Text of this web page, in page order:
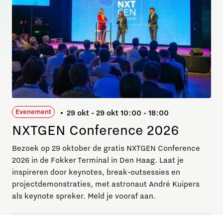
Evenement 29 okt - 29 okt 10:00 - 18:00
NXTGEN Conference 2026
Bezoek op 29 oktober de gratis NXTGEN Conference
2026 in de Fokker Terminal in Den Haag. Laat je
inspireren door keynotes, break-outsessies en
projectdemonstraties, met astronaut André Kuipers
als keynote spreker. Meld je vooraf aan.